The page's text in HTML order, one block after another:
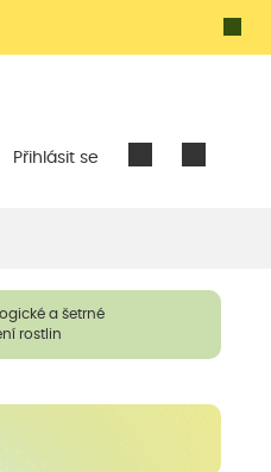
Přihlásit se
a šetrné
rostlin